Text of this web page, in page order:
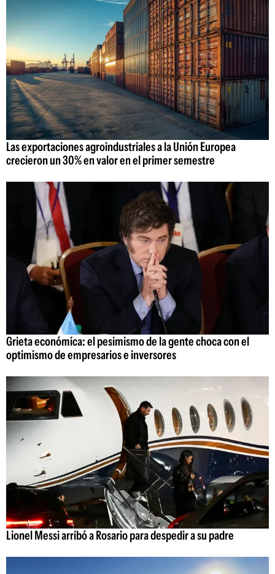
Las exportaciones agroindustriales a la Unión Europea
crecieron un 30% en valor en el primer semestre
Grieta económica: el pesimismo de la gente choca con el
optimismo de empresarios e inversores
Lionel Messi arribó a Rosario para despedir a su padre